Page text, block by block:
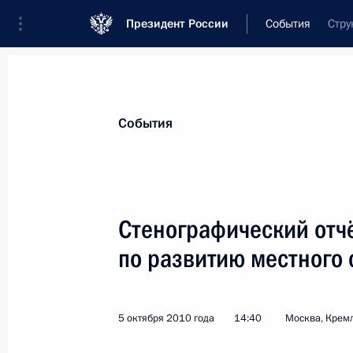
Президент России События
Новости
Послания Федеральному Собранию
Заявления по важнейшим вопросам
Речи и обращения
События
Стенографический
по развитию местного
5 октября 2010 года 14:40 Москва,